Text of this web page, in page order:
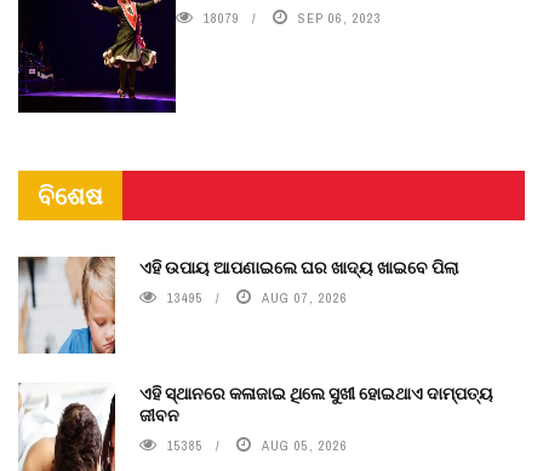
18079 SEP 06, 2023
ବିଶେଷ
ଏହି ଉପାୟ ଆପଣାଇଲେ ଘର ଖାଦ୍ୟ ଖାଇବେ ପିଲା
13495 AUG 07, 2026
ଏହି ସ୍ଥାନରେ କଳାଜାଇ ଥିଲେ ସୁଖୀ ହୋଇଥାଏ ଦାମ୍ପତ୍ୟ
ଜୀବନ
15385 AUG 05, 2026